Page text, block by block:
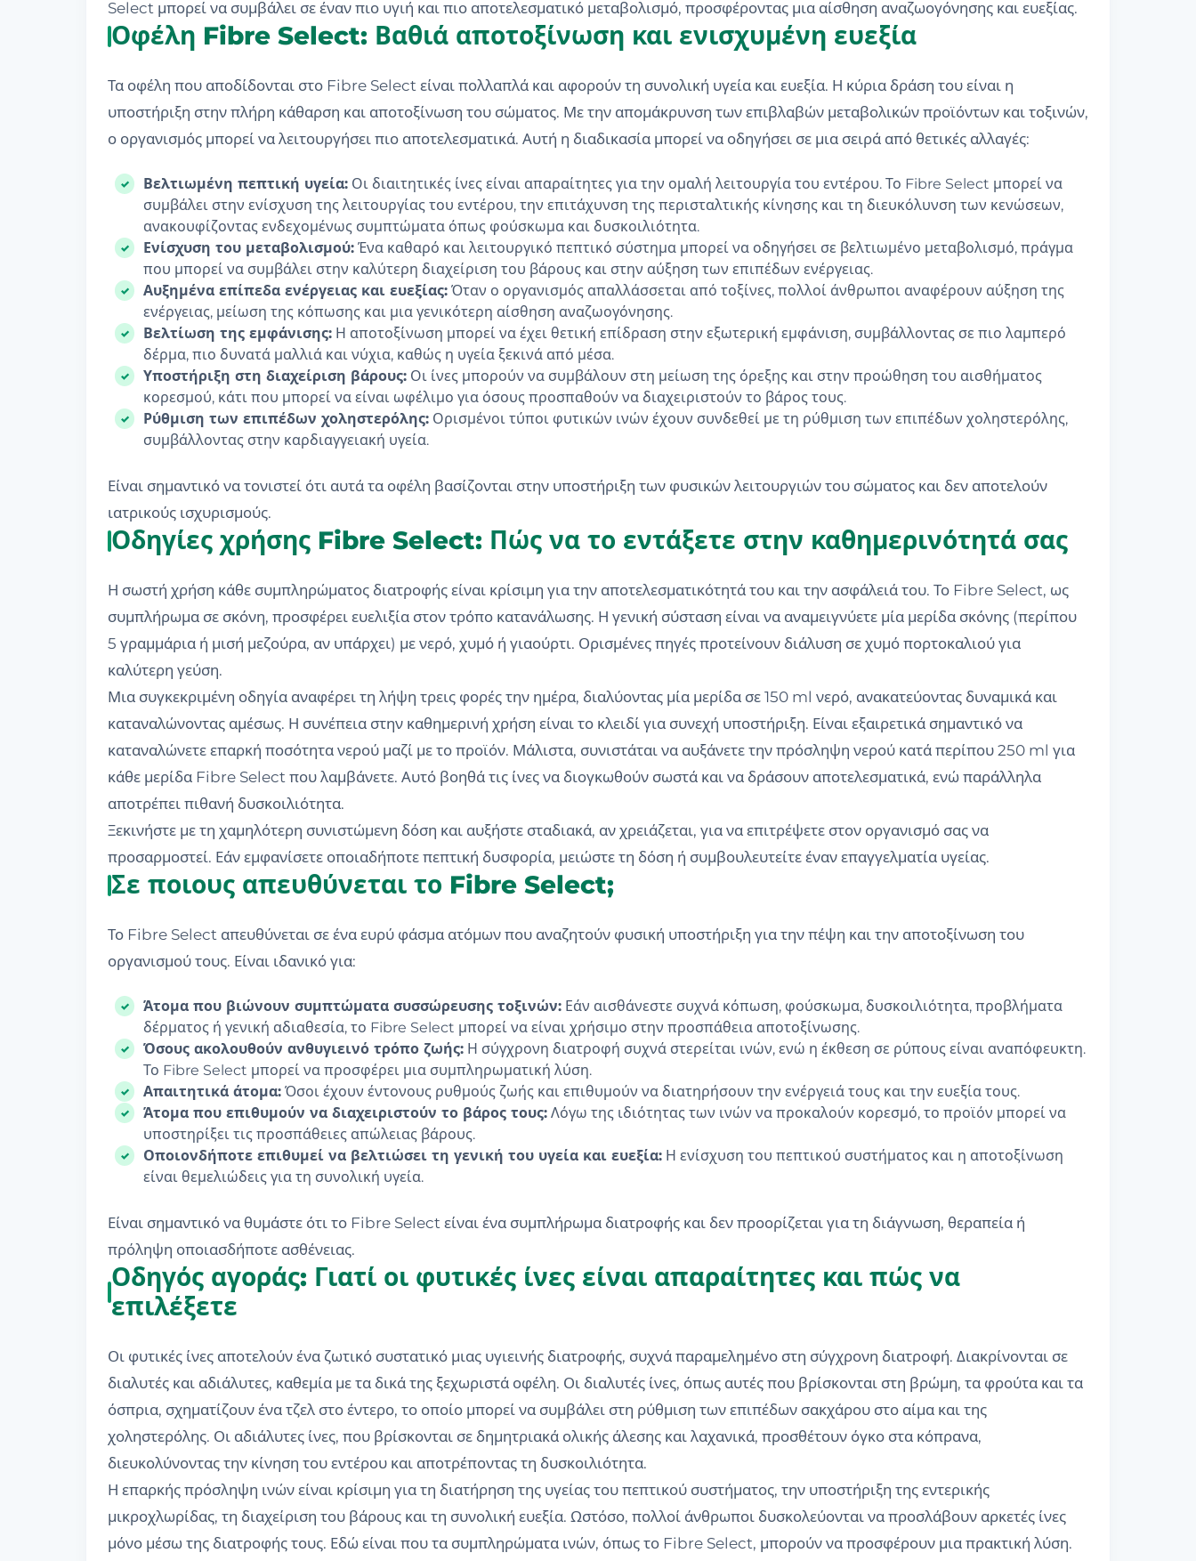
Select μπορεί να συμβάλει σε έναν πιο υγιή και πιο αποτελεσματικό μεταβολισμό, προσφέροντας μια αίσθηση αναζωογόνησης και ευεξίας.
Οφέλη Fibre Select: Βαθιά αποτοξίνωση και ενισχυμένη ευεξία
Τα οφέλη που αποδίδονται στο Fibre Select είναι πολλαπλά και αφορούν τη συνολική υγεία και ευεξία. Η κύρια δράση του είναι η
υποστήριξη στην πλήρη κάθαρση και αποτοξίνωση του σώματος. Με την απομάκρυνση των επιβλαβών μεταβολικών προϊόντων και τοξινών,
ο οργανισμός μπορεί να λειτουργήσει πιο αποτελεσματικά. Αυτή η διαδικασία μπορεί να οδηγήσει σε μια σειρά από θετικές αλλαγές:
Βελτιωμένη πεπτική υγεία: Οι διαιτητικές ίνες είναι απαραίτητες για την ομαλή λειτουργία του εντέρου. Το Fibre Select μπορεί να
συμβάλει στην ενίσχυση της λειτουργίας του εντέρου, την επιτάχυνση της περισταλτικής κίνησης και τη διευκόλυνση των κενώσεων,
ανακουφίζοντας ενδεχομένως συμπτώματα όπως φούσκωμα και δυσκοιλιότητα.
Ενίσχυση του μεταβολισμού: Ένα καθαρό και λειτουργικό πεπτικό σύστημα μπορεί να οδηγήσει σε βελτιωμένο μεταβολισμό, πράγμα
που μπορεί να συμβάλει στην καλύτερη διαχείριση του βάρους και στην αύξηση των επιπέδων ενέργειας.
Αυξημένα επίπεδα ενέργειας και ευεξίας: Όταν ο οργανισμός απαλλάσσεται από τοξίνες, πολλοί άνθρωποι αναφέρουν αύξηση της
ενέργειας, μείωση της κόπωσης και μια γενικότερη αίσθηση αναζωογόνησης.
Βελτίωση της εμφάνισης: Η αποτοξίνωση μπορεί να έχει θετική επίδραση στην εξωτερική εμφάνιση, συμβάλλοντας σε πιο λαμπερό
δέρμα, πιο δυνατά μαλλιά και νύχια, καθώς η υγεία ξεκινά από μέσα.
Υποστήριξη στη διαχείριση βάρους: Οι ίνες μπορούν να συμβάλουν στη μείωση της όρεξης και στην προώθηση του αισθήματος
κορεσμού, κάτι που μπορεί να είναι ωφέλιμο για όσους προσπαθούν να διαχειριστούν το βάρος τους.
Ρύθμιση των επιπέδων χοληστερόλης: Ορισμένοι τύποι φυτικών ινών έχουν συνδεθεί με τη ρύθμιση των επιπέδων χοληστερόλης,
συμβάλλοντας στην καρδιαγγειακή υγεία.
Είναι σημαντικό να τονιστεί ότι αυτά τα οφέλη βασίζονται στην υποστήριξη των φυσικών λειτουργιών του σώματος και δεν αποτελούν
ιατρικούς ισχυρισμούς.
Οδηγίες χρήσης Fibre Select: Πώς να το εντάξετε στην καθημερινότητά σας
Η σωστή χρήση κάθε συμπληρώματος διατροφής είναι κρίσιμη για την αποτελεσματικότητά του και την ασφάλειά του. Το Fibre Select, ως
συμπλήρωμα σε σκόνη, προσφέρει ευελιξία στον τρόπο κατανάλωσης. Η γενική σύσταση είναι να αναμειγνύετε μία μερίδα σκόνης (περίπου
5 γραμμάρια ή μισή μεζούρα, αν υπάρχει) με νερό, χυμό ή γιαούρτι. Ορισμένες πηγές προτείνουν διάλυση σε χυμό πορτοκαλιού για
καλύτερη γεύση.
Μια συγκεκριμένη οδηγία αναφέρει τη λήψη τρεις φορές την ημέρα, διαλύοντας μία μερίδα σε 150 ml νερό, ανακατεύοντας δυναμικά και
καταναλώνοντας αμέσως. Η συνέπεια στην καθημερινή χρήση είναι το κλειδί για συνεχή υποστήριξη. Είναι εξαιρετικά σημαντικό να
καταναλώνετε επαρκή ποσότητα νερού μαζί με το προϊόν. Μάλιστα, συνιστάται να αυξάνετε την πρόσληψη νερού κατά περίπου 250 ml για
κάθε μερίδα Fibre Select που λαμβάνετε. Αυτό βοηθά τις ίνες να διογκωθούν σωστά και να δράσουν αποτελεσματικά, ενώ παράλληλα
αποτρέπει πιθανή δυσκοιλιότητα.
Ξεκινήστε με τη χαμηλότερη συνιστώμενη δόση και αυξήστε σταδιακά, αν χρειάζεται, για να επιτρέψετε στον οργανισμό σας να
προσαρμοστεί. Εάν εμφανίσετε οποιαδήποτε πεπτική δυσφορία, μειώστε τη δόση ή συμβουλευτείτε έναν επαγγελματία υγείας.
Σε ποιους απευθύνεται το Fibre Select;
Το Fibre Select απευθύνεται σε ένα ευρύ φάσμα ατόμων που αναζητούν φυσική υποστήριξη για την πέψη και την αποτοξίνωση του
οργανισμού τους. Είναι ιδανικό για:
Άτομα που βιώνουν συμπτώματα συσσώρευσης τοξινών: Εάν αισθάνεστε συχνά κόπωση, φούσκωμα, δυσκοιλιότητα, προβλήματα
δέρματος ή γενική αδιαθεσία, το Fibre Select μπορεί να είναι χρήσιμο στην προσπάθεια αποτοξίνωσης.
Όσους ακολουθούν ανθυγιεινό τρόπο ζωής: Η σύγχρονη διατροφή συχνά στερείται ινών, ενώ η έκθεση σε ρύπους είναι αναπόφευκτη.
Το Fibre Select μπορεί να προσφέρει μια συμπληρωματική λύση.
Απαιτητικά άτομα: Όσοι έχουν έντονους ρυθμούς ζωής και επιθυμούν να διατηρήσουν την ενέργειά τους και την ευεξία τους.
Άτομα που επιθυμούν να διαχειριστούν το βάρος τους: Λόγω της ιδιότητας των ινών να προκαλούν κορεσμό, το προϊόν μπορεί να
υποστηρίξει τις προσπάθειες απώλειας βάρους.
Οποιονδήποτε επιθυμεί να βελτιώσει τη γενική του υγεία και ευεξία: Η ενίσχυση του πεπτικού συστήματος και η αποτοξίνωση
είναι θεμελιώδεις για τη συνολική υγεία.
Είναι σημαντικό να θυμάστε ότι το Fibre Select είναι ένα συμπλήρωμα διατροφής και δεν προορίζεται για τη διάγνωση, θεραπεία ή
πρόληψη οποιασδήποτε ασθένειας.
Οδηγός αγοράς: Γιατί οι φυτικές ίνες είναι απαραίτητες και πώς να
επιλέξετε
Οι φυτικές ίνες αποτελούν ένα ζωτικό συστατικό μιας υγιεινής διατροφής, συχνά παραμελημένο στη σύγχρονη διατροφή. Διακρίνονται σε
διαλυτές και αδιάλυτες, καθεμία με τα δικά της ξεχωριστά οφέλη. Οι διαλυτές ίνες, όπως αυτές που βρίσκονται στη βρώμη, τα φρούτα και τα
όσπρια, σχηματίζουν ένα τζελ στο έντερο, το οποίο μπορεί να συμβάλει στη ρύθμιση των επιπέδων σακχάρου στο αίμα και της
χοληστερόλης. Οι αδιάλυτες ίνες, που βρίσκονται σε δημητριακά ολικής άλεσης και λαχανικά, προσθέτουν όγκο στα κόπρανα,
διευκολύνοντας την κίνηση του εντέρου και αποτρέποντας τη δυσκοιλιότητα.
Η επαρκής πρόσληψη ινών είναι κρίσιμη για τη διατήρηση της υγείας του πεπτικού συστήματος, την υποστήριξη της εντερικής
μικροχλωρίδας, τη διαχείριση του βάρους και τη συνολική ευεξία. Ωστόσο, πολλοί άνθρωποι δυσκολεύονται να προσλάβουν αρκετές ίνες
μόνο μέσω της διατροφής τους. Εδώ είναι που τα συμπληρώματα ινών, όπως το Fibre Select, μπορούν να προσφέρουν μια πρακτική λύση.